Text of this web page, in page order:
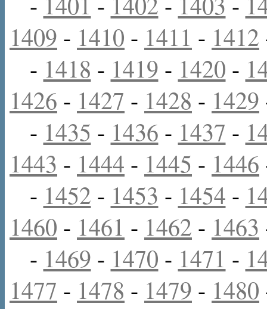
1409 - 1410 - 1411 - 1412
- 1418 - 1419 - 1420 -
1426 - 1427 - 1428 - 1429
- 1435 - 1436 - 1437 -
1443 - 1444 - 1445 - 1446
- 1452 - 1453 - 1454 -
1460 - 1461 - 1462 - 1463
- 1469 - 1470 - 1471 -
1477 - 1478 - 1479 - 1480